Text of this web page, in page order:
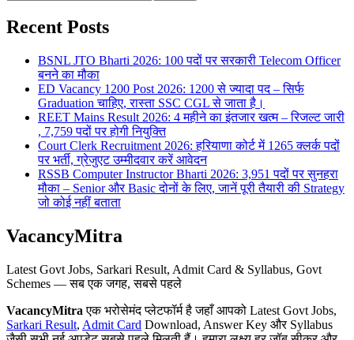
Recent Posts
BSNL JTO Bharti 2026: 100 पदों पर सरकारी Telecom Officer
बनने का मौका
ED Vacancy 1200 Post 2026: 1200 से ज्यादा पद – सिर्फ
Graduation चाहिए, रास्ता SSC CGL से जाता है।
REET Mains Result 2026: 4 महीने का इंतजार खत्म – रिजल्ट जारी
, 7,759 पदों पर होगी नियुक्ति
Court Clerk Recruitment 2026: हरियाणा कोर्ट में 1265 क्लर्क पदों
पर भर्ती, ग्रेजुएट उम्मीदवार करें आवेदन
RSSB Computer Instructor Bharti 2026: 3,951 पदों पर सुनहरा
मौका – Senior और Basic दोनों के लिए, जानें पूरी तैयारी की Strategy
जो कोई नहीं बताता
VacancyMitra
Latest Govt Jobs, Sarkari Result, Admit Card & Syllabus, Govt
Schemes — सब एक जगह, सबसे पहले
VacancyMitra एक भरोसेमंद प्लेटफॉर्म है जहाँ आपको Latest Govt Jobs,
Sarkari Result, Admit Card Download, Answer Key और Syllabus